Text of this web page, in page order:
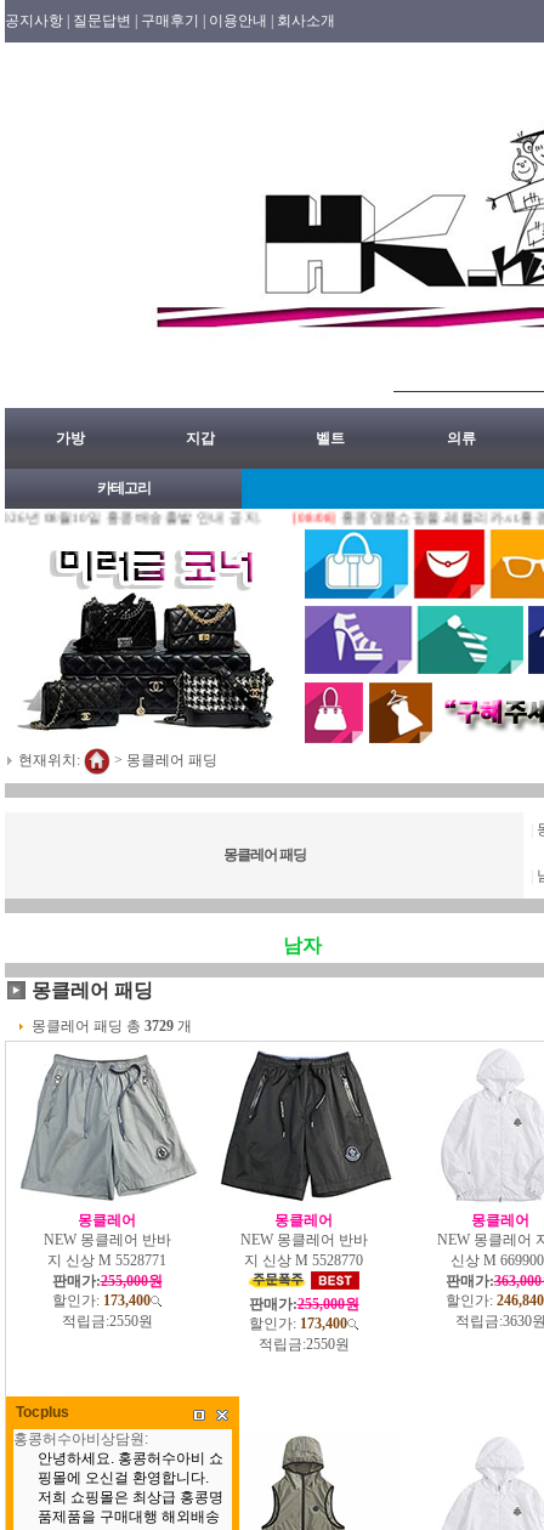
공지사항 | 질문답변 | 구매후기 | 이용안내 | 회사소개
가방 지갑 벨트 의류
카테고리
10일 홍콩배송출발 안내 공지.
[08/08] 홍콩명품쇼핑몰.레플리카.st.홍콩허수
현재위치: > 몽클레어 패딩
몽클레어 패딩
남자
몽클레어 패딩
몽클레어 패딩 총 3729 개
몽클레어
NEW 몽클레어 반바
지 신상 M 5528771
판매가:255,000원
할인가: 173,400
적립금:2550원
몽클레어
NEW 몽클레어 반바
지 신상 M 5528770
판매가:255,000원
할인가: 173,400
적립금:2550원
몽클레어
NEW 몽클레어
신상 M
판매가:
할인가: 246,840
적립금:3630
Tocplus